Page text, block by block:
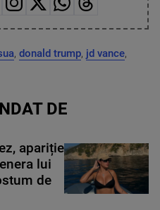
, donald trump, jd vance,
DE
apariție
lui
de